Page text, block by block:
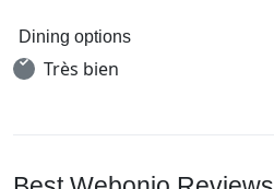
Dining options
Très bien